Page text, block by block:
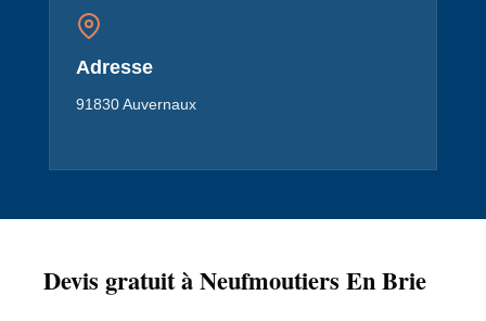
Adresse
91830 Auvernaux
Devis gratuit à Neufmoutiers En Brie